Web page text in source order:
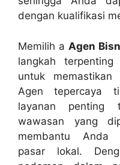
dengan kualifikasi
Memilih a Agen
langkah
untuk memastikan
Agen tepercaya
layanan penting
wawasan yang
membantu Anda
pasar lokal.